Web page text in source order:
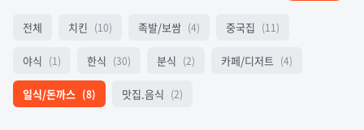
전체 치킨 (10) 족발/보쌈 (4) 중국집 (11)
야식 (1) 한식 (30) 분식 (2) 카페/디저트 (4)
일식/돈까스 (8) 맛집.음식 (2)